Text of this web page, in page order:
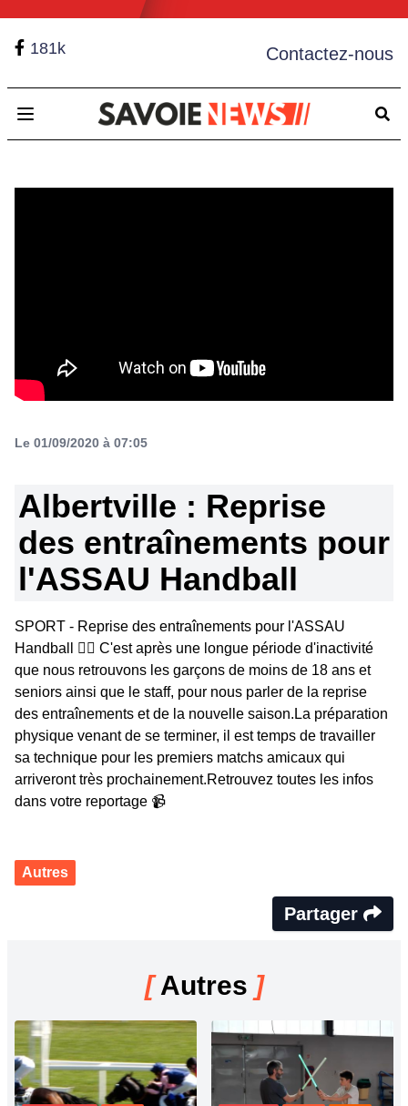
181k Contactez-nous
Open main menu
Le 01/09/2020 à 07:05
Albertville : Reprise
des entraînements pour
l'ASSAU Handball
SPORT - Reprise des entraînements pour l'ASSAU
Handball 🤾‍♂️ C'est après une longue période d'inactivité
que nous retrouvons les garçons de moins de 18 ans et
seniors ainsi que le staff, pour nous parler de la reprise
des entraînements et de la nouvelle saison.La préparation
physique venant de se terminer, il est temps de travailler
sa technique pour les premiers matchs amicaux qui
arriveront très prochainement.Retrouvez toutes les infos
dans votre reportage 📹
Autres
Partager
[Autres ]